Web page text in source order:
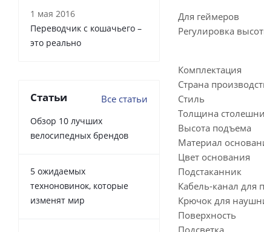
Для геймеров
Регулировка
Комплектация
Страна
Стиль
Толщина
Высота подъема
Материал
Цвет основания
Подстаканник
Кабель-канал для
Крючок для
Поверхность
Подсветка
1 мая 2016
Переводчик с кошачьего –
это реально
Статьи Все статьи
Обзор 10 лучших
велосипедных брендов
5 ожидаемых
техноновинок, которые
изменят мир